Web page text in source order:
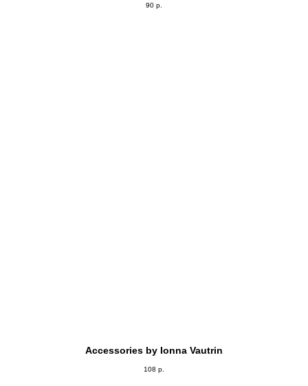
90 р.
Accessories by Ionna Vautrin
108 р.